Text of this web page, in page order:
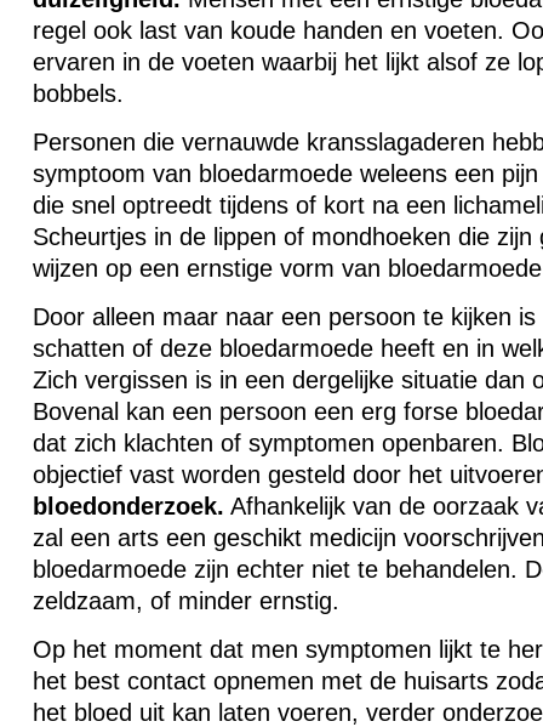
regel ook last van koude handen en voeten.
ervaren in de voeten waarbij het lijkt alsof ze
bobbels.
Personen die vernauwde kransslagaderen
symptoom van bloedarmoede weleens een
die snel optreedt tijdens of kort na een
Scheurtjes in de lippen of mondhoeken die zijn
wijzen op een ernstige vorm van
Door alleen maar naar een persoon te kijken
schatten of deze bloedarmoede heeft en in
Zich vergissen is in een dergelijke situatie dan
Bovenal kan een persoon een erg forse
dat zich klachten of symptomen openbaren.
objectief vast worden gesteld door het
bloedonderzoek. Afhankelijk van de oorzaak
zal een arts een geschikt medicijn
bloedarmoede zijn echter niet te behandelen.
zeldzaam, of minder ernstig.
Op het moment dat men symptomen lijkt te
het best contact opnemen met de huisarts
het bloed uit kan laten voeren, verder